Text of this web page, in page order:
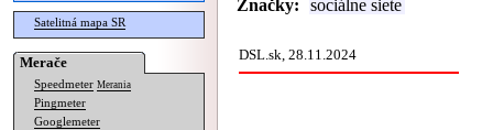
Satelitná mapa SR
Merače
Speedmeter Merania
Pingmeter
Googlemeter
Značky: sociálne siete
DSL.sk, 28.11.2024